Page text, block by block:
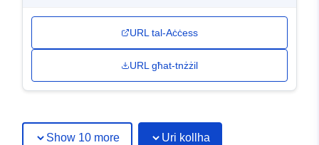
URL tal-Aċċess
URL għat-tnżżil
Show 10 more Uri kollha